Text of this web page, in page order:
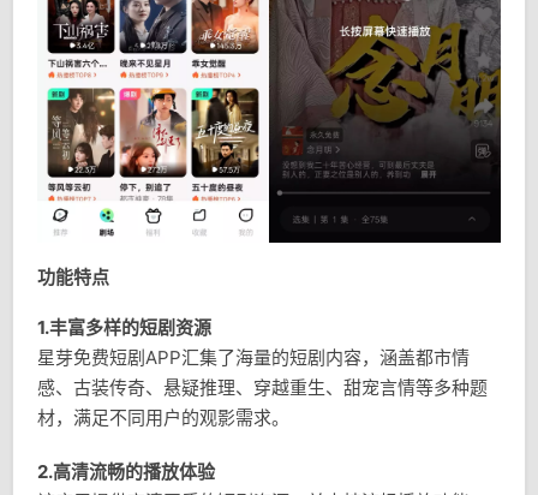
功能特点
1.丰富多样的短剧资源
星芽免费短剧APP汇集了海量的短剧内容，涵盖都市情
感、古装传奇、悬疑推理、穿越重生、甜宠言情等多种题
材，满足不同用户的观影需求。
2.高清流畅的播放体验